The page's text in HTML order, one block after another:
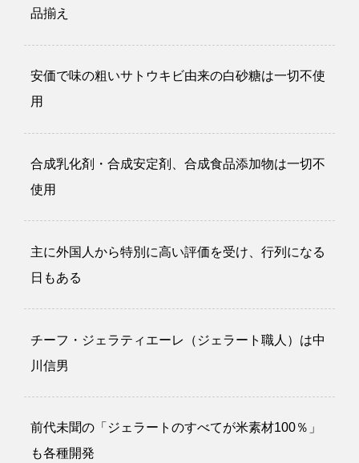
品揃え
安価で味の粗いサトウキビ由来の白砂糖は一切不使
用
合成乳化剤・合成安定剤、合成食品添加物は一切不
使用
主に外国人から特別に高い評価を受け、行列になる
日もある
チーフ・ジェラティエーレ（ジェラート職人）は中
川信男
前代未聞の「ジェラートのすべてが米素材100％」
も各種開発